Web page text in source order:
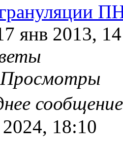
янв 2013,
Просмотры
18:10